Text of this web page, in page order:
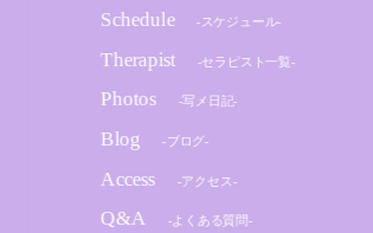
Schedule -スケジュール-
Therapist -セラピスト一覧-
Photos -写メ日記-
Blog -ブログ-
Access -アクセス-
Q&A -よくある質問-